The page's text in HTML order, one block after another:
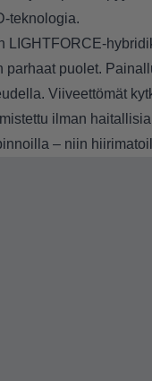
teknologia.
LIGHTFORCE-
puolet.
Viiveettömät
ilman
– niin